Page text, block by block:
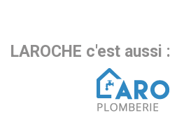
LAROCHE c'est aussi :